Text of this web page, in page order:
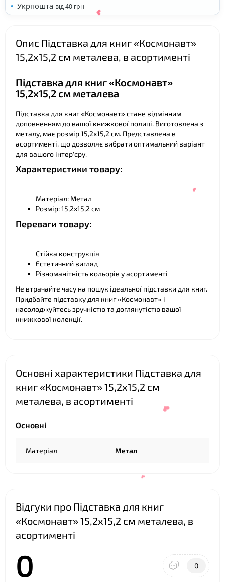
Укрпошта від 40 грн
Опис Підставка для книг «Космонавт»
15,2х15,2 см металева, в асортименті
Підставка для книг «Космонавт»
15,2х15,2 см металева
Підставка для книг «Космонавт» стане відмінним
доповненням до вашої книжкової полиці. Виготовлена з
металу, має розмір 15,2х15,2 см. Представлена в
асортименті, що дозволяє вибрати оптимальний варіант
для вашого інтер'єру.
Характеристики товару:
Матеріал: Метал
Розмір: 15,2х15,2 см
Переваги товару:
Стійка конструкція
Естетичний вигляд
Різноманітність кольорів у асортименті
Не втрачайте часу на пошук ідеальної підставки для книг.
Придбайте підставку для книг «Космонавт» і
насолоджуйтесь зручністю та доглянутістю вашої
книжкової колекції.
Основні характеристики Підставка для
книг «Космонавт» 15,2х15,2 см
металева, в асортименті
Основні
Матеріал Метал
Відгуки про Підставка для книг
«Космонавт» 15,2х15,2 см металева, в
асортименті
0 0
❤
❤
❤